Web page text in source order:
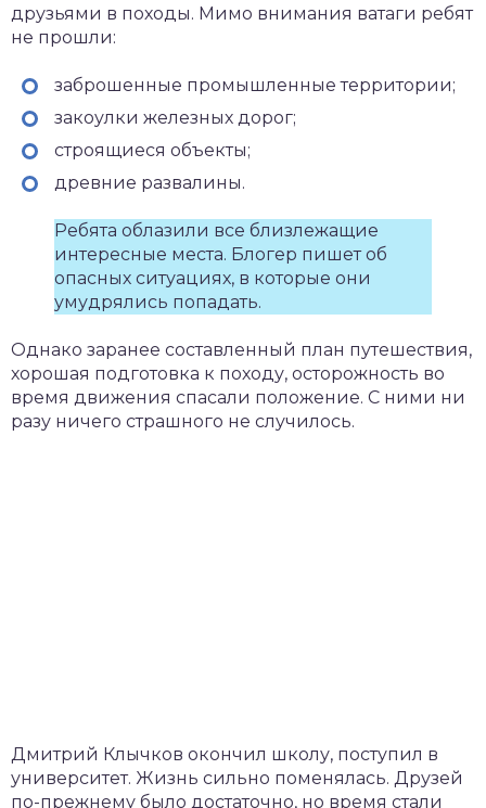
друзьями в походы. Мимо внимания ватаги ребят
не прошли:
заброшенные промышленные территории;
закоулки железных дорог;
строящиеся объекты;
древние развалины.
Ребята облазили все близлежащие
интересные места. Блогер пишет об
опасных ситуациях, в которые они
умудрялись попадать.
Однако заранее составленный план путешествия,
хорошая подготовка к походу, осторожность во
время движения спасали положение. С ними ни
разу ничего страшного не случилось.
Дмитрий Клычков окончил школу, поступил в
университет. Жизнь сильно поменялась. Друзей
по-прежнему было достаточно, но время стали